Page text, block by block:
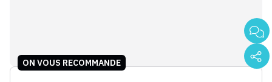
ON VOUS RECOMMANDE